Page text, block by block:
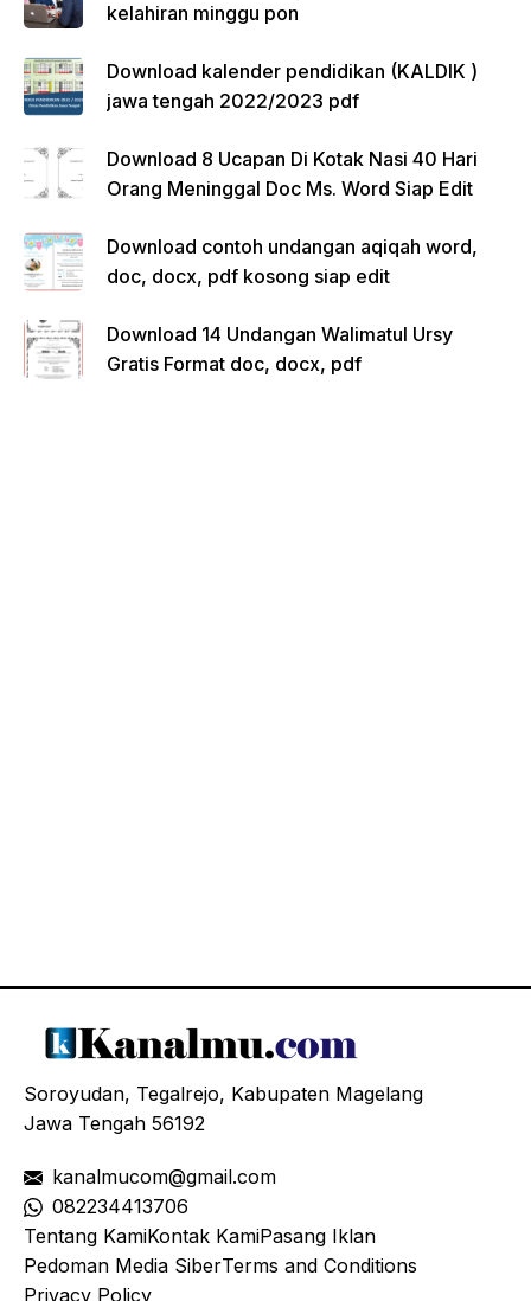
kelahiran minggu pon
Download kalender pendidikan (KALDIK )
jawa tengah 2022/2023 pdf
Download 8 Ucapan Di Kotak Nasi 40 Hari
Orang Meninggal Doc Ms. Word Siap Edit
Download contoh undangan aqiqah word,
doc, docx, pdf kosong siap edit
Download 14 Undangan Walimatul Ursy
Gratis Format doc, docx, pdf
Soroyudan, Tegalrejo, Kabupaten Magelang
Jawa Tengah 56192
kanalmucom@gmail.com
082234413706
Tentang KamiKontak KamiPasang Iklan
Pedoman Media SiberTerms and Conditions
Privacy Policy